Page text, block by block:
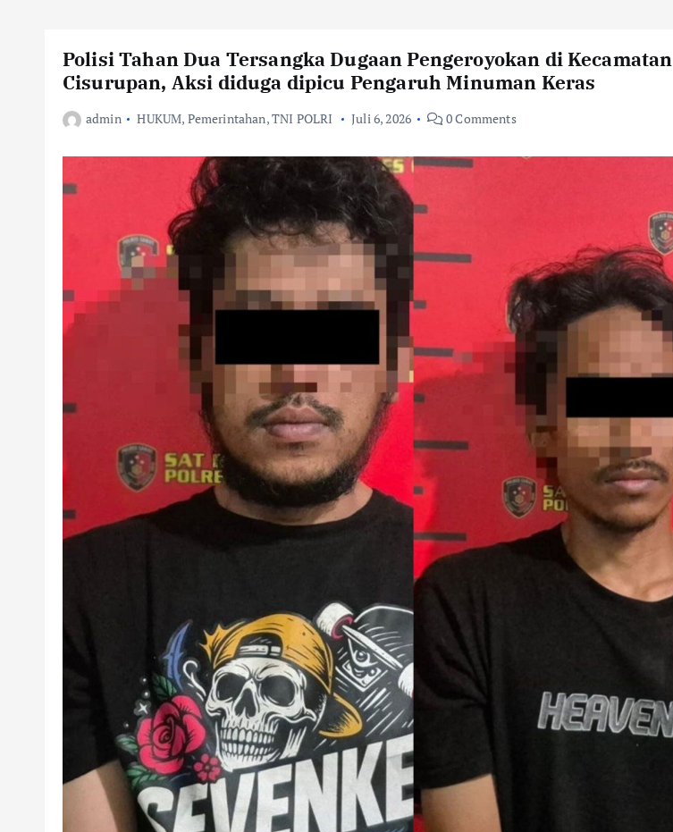
Polisi Tahan Dua Tersangka Dugaan Pengeroyokan di Kecamatan
Cisurupan, Aksi diduga dipicu Pengaruh Minuman Keras
admin HUKUM, Pemerintahan,TNI POLRI Juli 6, 2026 0 Comments